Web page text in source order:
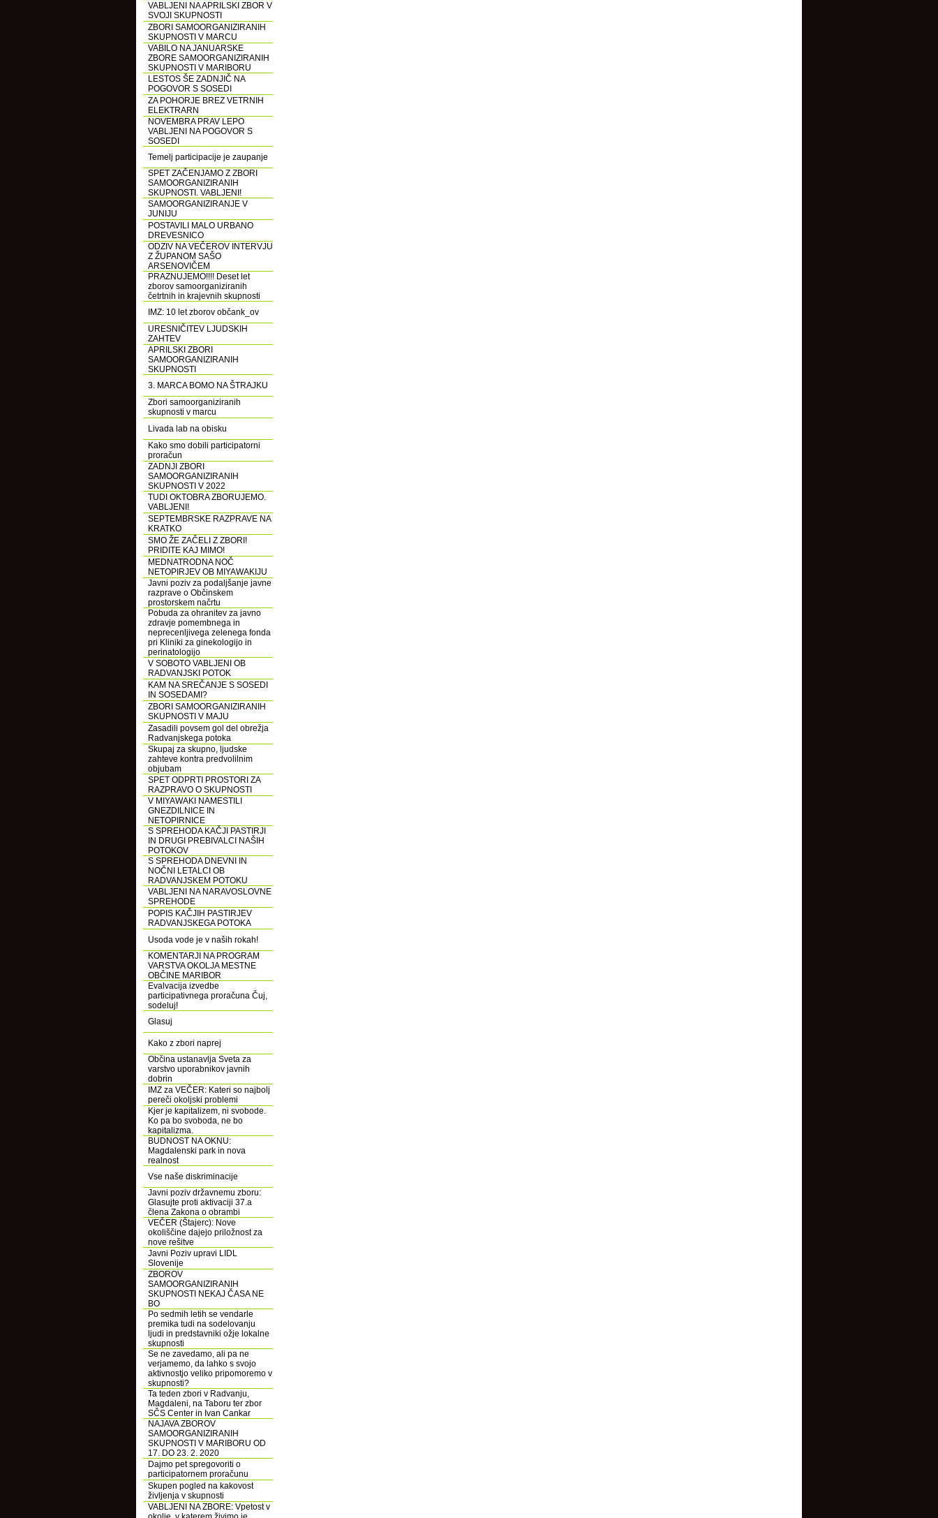
VABLJENI NA APRILSKI ZBOR V
SVOJI SKUPNOSTI
ZBORI SAMOORGANIZIRANIH
SKUPNOSTI V MARCU
VABILO NA JANUARSKE
ZBORE SAMOORGANIZIRANIH
SKUPNOSTI V MARIBORU
LESTOS ŠE ZADNJIČ NA
POGOVOR S SOSEDI
ZA POHORJE BREZ VETRNIH
ELEKTRARN
NOVEMBRA PRAV LEPO
VABLJENI NA POGOVOR S
SOSEDI
Temelj participacije je zaupanje
SPET ZAČENJAMO Z ZBORI
SAMOORGANIZIRANIH
SKUPNOSTI. VABLJENI!
SAMOORGANIZIRANJE V
JUNIJU
POSTAVILI MALO URBANO
DREVESNICO
ODZIV NA VEČEROV INTERVJU
Z ŽUPANOM SAŠO
ARSENOVIČEM
PRAZNUJEMO!!!! Deset let
zborov samoorganiziranih
četrtnih in krajevnih skupnosti
IMZ: 10 let zborov občank_ov
URESNIČITEV LJUDSKIH
ZAHTEV
APRILSKI ZBORI
SAMOORGANIZIRANIH
SKUPNOSTI
3. MARCA BOMO NA ŠTRAJKU
Zbori samoorganiziranih
skupnosti v marcu
Livada lab na obisku
Kako smo dobili participatorni
proračun
ZADNJI ZBORI
SAMOORGANIZIRANIH
SKUPNOSTI V 2022
TUDI OKTOBRA ZBORUJEMO.
VABLJENI!
SEPTEMBRSKE RAZPRAVE NA
KRATKO
SMO ŽE ZAČELI Z ZBORI!
PRIDITE KAJ MIMO!
MEDNATRODNA NOČ
NETOPIRJEV OB MIYAWAKIJU
Javni poziv za podaljšanje javne
razprave o Občinskem
prostorskem načrtu
Pobuda za ohranitev za javno
zdravje pomembnega in
neprecenljivega zelenega fonda
pri Kliniki za ginekologijo in
perinatologijo
V SOBOTO VABLJENI OB
RADVANJSKI POTOK
KAM NA SREČANJE S SOSEDI
IN SOSEDAMI?
ZBORI SAMOORGANIZIRANIH
SKUPNOSTI V MAJU
Zasadili povsem gol del obrežja
Radvanjskega potoka
Skupaj za skupno, ljudske
zahteve kontra predvolilnim
objubam
SPET ODPRTI PROSTORI ZA
RAZPRAVO O SKUPNOSTI
V MIYAWAKI NAMESTILI
GNEZDILNICE IN
NETOPIRNICE
S SPREHODA KAČJI PASTIRJI
IN DRUGI PREBIVALCI NAŠIH
POTOKOV
S SPREHODA DNEVNI IN
NOČNI LETALCI OB
RADVANJSKEM POTOKU
VABLJENI NA NARAVOSLOVNE
SPREHODE
POPIS KAČJIH PASTIRJEV
RADVANJSKEGA POTOKA
Usoda vode je v naših rokah!
KOMENTARJI NA PROGRAM
VARSTVA OKOLJA MESTNE
OBČINE MARIBOR
Evalvacija izvedbe
participativnega proračuna Čuj,
sodeluj!
Glasuj
Kako z zbori naprej
Občina ustanavlja Sveta za
varstvo uporabnikov javnih
dobrin
IMZ za VEČER: Kateri so najbolj
pereči okoljski problemi
Kjer je kapitalizem, ni svobode.
Ko pa bo svoboda, ne bo
kapitalizma.
BUDNOST NA OKNU:
Magdalenski park in nova
realnost
Vse naše diskriminacije
Javni poziv državnemu zboru:
Glasujte proti aktivaciji 37.a
člena Zakona o obrambi
VEČER (Štajerc): Nove
okoliščine dajejo priložnost za
nove rešitve
Javni Poziv upravi LIDL
Slovenije
ZBOROV
SAMOORGANIZIRANIH
SKUPNOSTI NEKAJ ČASA NE
BO
Po sedmih letih se vendarle
premika tudi na sodelovanju
ljudi in predstavniki ožje lokalne
skupnosti
Se ne zavedamo, ali pa ne
verjamemo, da lahko s svojo
aktivnostjo veliko pripomoremo v
skupnosti?
Ta teden zbori v Radvanju,
Magdaleni, na Taboru ter zbor
SČS Center in Ivan Cankar
NAJAVA ZBOROV
SAMOORGANIZIRANIH
SKUPNOSTI V MARIBORU OD
17. DO 23. 2. 2020
Dajmo pet spregovoriti o
participatornem proračunu
Skupen pogled na kakovost
življenja v skupnosti
VABLJENI NA ZBORE: Vpetost v